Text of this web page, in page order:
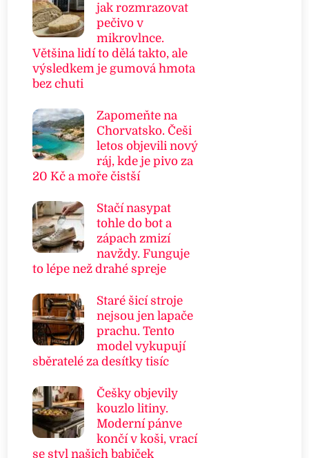
jak rozmrazovat
pečivo v
mikrovlnce.
Většina lidí to dělá takto, ale
výsledkem je gumová hmota
bez chuti
Zapomeňte na
Chorvatsko. Češi
letos objevili nový
ráj, kde je pivo za
20 Kč a moře čistší
Stačí nasypat
tohle do bot a
zápach zmizí
navždy. Funguje
to lépe než drahé spreje
Staré šicí stroje
nejsou jen lapače
prachu. Tento
model vykupují
sběratelé za desítky tisíc
Češky objevily
kouzlo litiny.
Moderní pánve
končí v koši, vrací
se styl našich babiček